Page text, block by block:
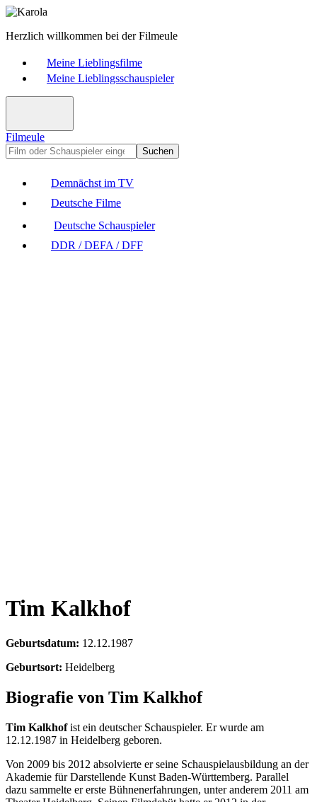
Herzlich willkommen bei der Filmeule
Meine Lieblingsfilme
Meine Lieblingsschauspieler
Filmeule
Suchen
Demnächst im TV
Deutsche Filme
Deutsche Schauspieler
DDR / DEFA / DFF
Tim Kalkhof
Geburtsdatum: 12.12.1987
Geburtsort: Heidelberg
Biografie von Tim Kalkhof
Tim Kalkhofist ein deutscher Schauspieler. Er wurde am
12.12.1987 in Heidelberg geboren.
Von 2009 bis 2012 absolvierte er seine Schauspielausbildung an der
Akademie für Darstellende Kunst Baden-Württemberg. Parallel
dazu sammelte er erste Bühnenerfahrungen, unter anderem 2011 am